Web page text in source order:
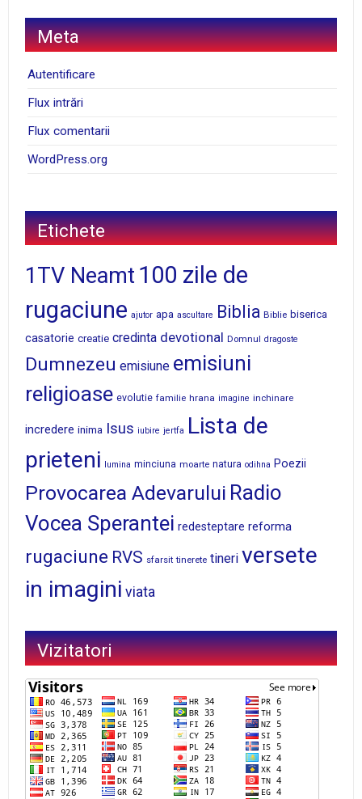
Meta
Autentificare
Flux intrări
Flux comentarii
WordPress.org
Etichete
1TV Neamt 100 zile de
rugaciune ajutor apa ascultare Biblia Biblie biserica
casatorie creatie credinta devotional Domnul dragoste
Dumnezeu emisiune emisiuni
religioase evolutie familie hrana imagine inchinare
incredere inima Isus iubire jertfa Lista de
prieteni
lumina minciuna moarte natura odihna Poezii
Provocarea Adevarului Radio
Vocea Sperantei redesteptare reforma
rugaciune RVS sfarsit tinerete tineri versete
in imagini viata
Vizitatori